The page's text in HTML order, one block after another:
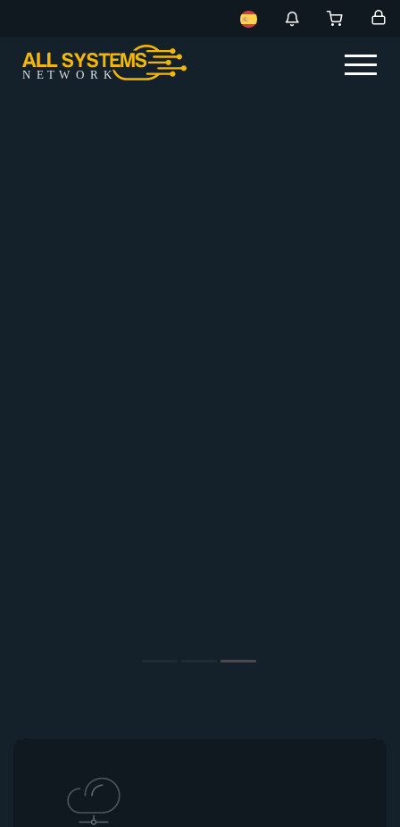
NE T W ORK